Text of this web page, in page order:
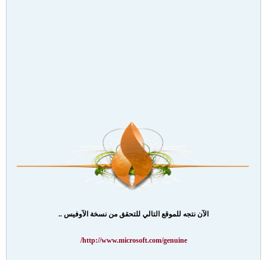
الآن نتجه للموقع التالي للتحقق من نسخة الآوفيس ..
http://www.microsoft.com/genuine/